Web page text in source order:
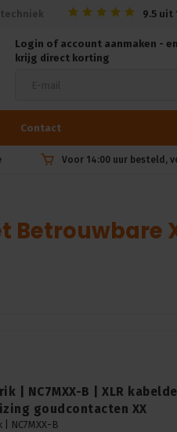
9.5 uit
Login of account aanmaken - en
krijg direct korting
Contact
Voor 14:00 uur besteld,
Betrouwbare
| NC7MXX-B | XLR
goudcontacten XX
| NC7MXX-B